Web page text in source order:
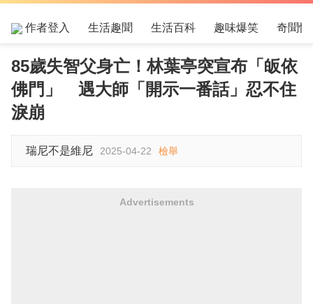
作者登入 生活趣聞 生活百科 趣味爆笑 奇聞怪
85歲失智父身亡！林葉亭突宣布「皈依
佛門」 遇大師「開示一番話」忍不住
淚崩
瑞尼不是維尼 2025-04-22 檢舉
Advertisements